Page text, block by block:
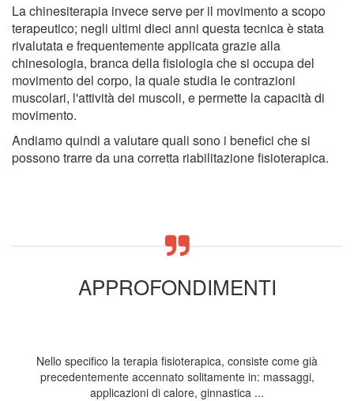
La chinesiterapia invece serve per il movimento a scopo
terapeutico; negli ultimi dieci anni questa tecnica è stata
rivalutata e frequentemente applicata grazie alla
chinesologia, branca della fisiologia che si occupa del
movimento del corpo, la quale studia le contrazioni
muscolari, l'attività dei muscoli, e permette la capacità di
movimento.
Andiamo quindi a valutare quali sono i benefici che si
possono trarre da una corretta riabilitazione fisioterapica.
APPROFONDIMENTI
Nello specifico la terapia fisioterapica, consiste come già
precedentemente accennato solitamente in: massaggi,
applicazioni di calore, ginnastica ...